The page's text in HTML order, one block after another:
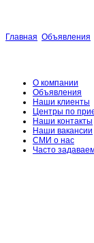
Главная Объявления
О компании
Объявления
Наши клиенты
Центры по
Наши контакты
Наши вакансии
СМИ о нас
Часто